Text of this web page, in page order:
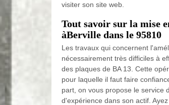
visiter son site web.
Tout savoir sur la mise
àBerville dans le 95810
Les travaux qui concernent
nécessairement très difficiles à
des plaques de BA 13. Cette
pour laquelle il faut faire
part, on vous propose le service
d'expérience dans son actif.